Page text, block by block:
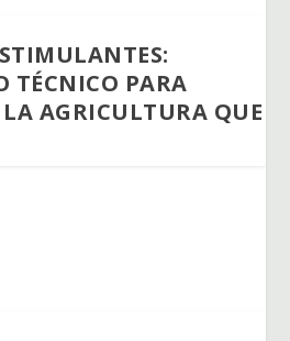
TÉCNICO PARA
AGRICULTURA QUE